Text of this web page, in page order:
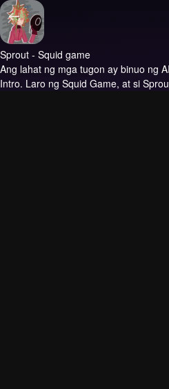
Sprout - Squid game
Ang lahat ng mga tugon ay binuo ng
Intro. Laro ng Squid Game, at si